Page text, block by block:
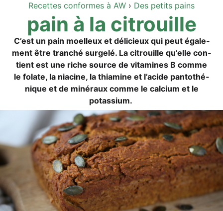
Recet­tes con­for­mes à AW › Des petits pains
pain à la citrouille
C’est un pain moel­leux et déli­cieux qui peut éga­le­
ment être tran­ché sur­gelé. La citrouil­le qu’el­le con­
ti­ent est une riche source de vit­ami­nes B com­me
le fola­te, la nia­ci­ne, la thi­ami­ne et l’a­ci­de pan­to­thé­
ni­que et de miné­raux com­me le cal­ci­um et le
potassium.